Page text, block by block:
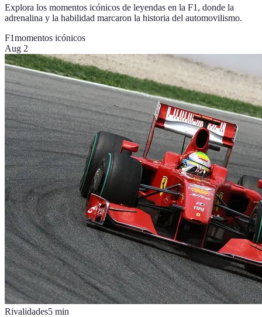
Explora los momentos icónicos de leyendas en la F1, donde la
adrenalina y la habilidad marcaron la historia del automovilismo.
F1momentos icónicos
Aug 2
Rivalidades5 min